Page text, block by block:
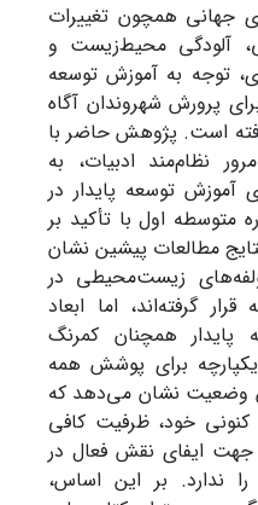
جهانی همچون تغییرات
آلودگی محیط‌زیست و
توجه به آموزش توسعه
پرورش شهروندان آگاه
است. پژوهش حاضر با
نظام‌مند ادبیات، به
توسعه پایدار در
متوسطه اول با تأکید بر
مطالعات پیشین نشان
زیست‌محیطی در
گرفته‌اند، اما ابعاد
پایدار همچنان کمرنگ
برای پوشش همه
وضعیت نشان می‌دهد که
خود، ظرفیت کافی
جهت ایفای نقش فعال در
ندارد. بر این اساس،